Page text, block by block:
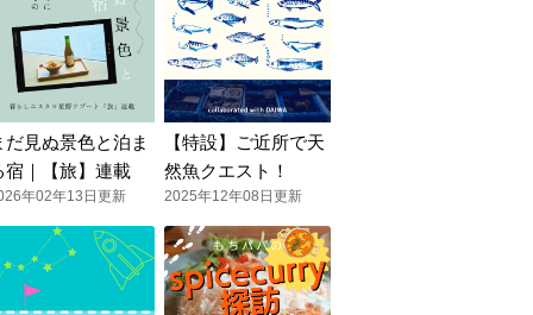
だ見ぬ景色と泊ま
宿｜【旅】連載
年02年13日更新
【特設】ご近所で天
然魚クエスト！
2025年12年08日更新